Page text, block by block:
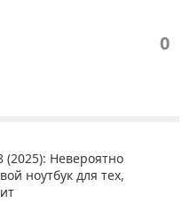
0
(2025): Невероятно
ноутбук для тех,